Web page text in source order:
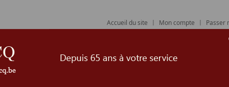
Passer
|
Mon compte
|
Accueil du site